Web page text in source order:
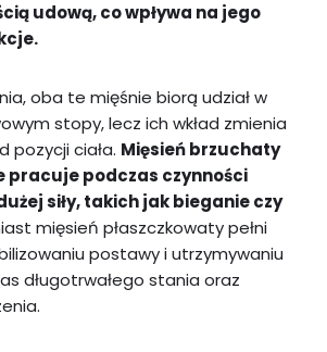
udową, co wpływa na jego
oba te mięśnie biorą udział w
stopy, lecz ich wkład zmienia
pozycji ciała. Mięsień brzuchaty
pracuje podczas czynności
siły, takich jak bieganie czy
mięsień płaszczkowaty pełni
postawy i utrzymywaniu
długotrwałego stania oraz